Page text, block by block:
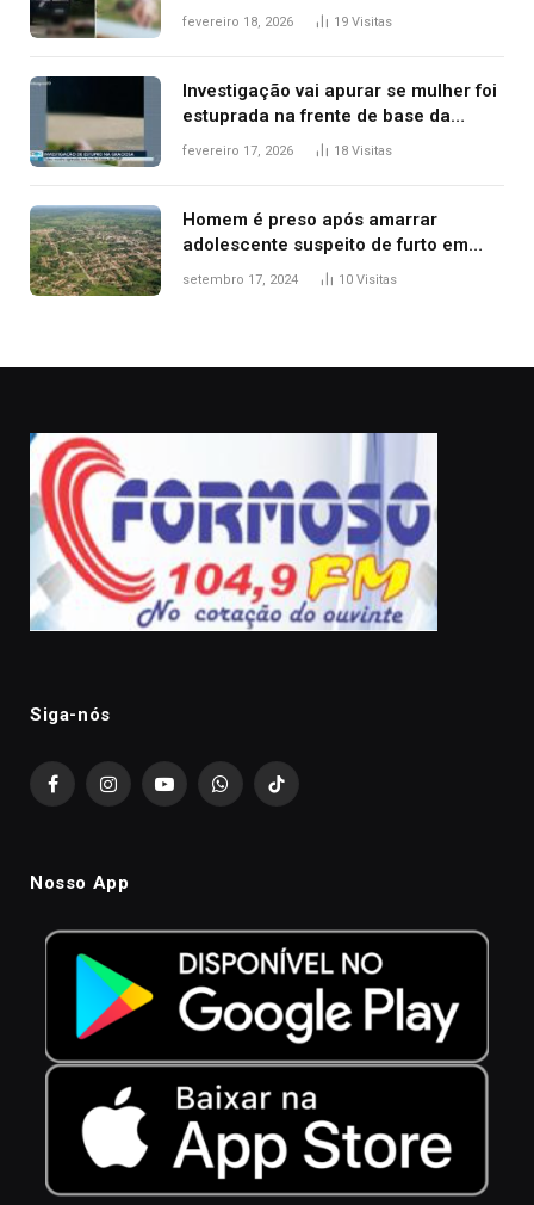
segurança; polícia investiga
fevereiro 18, 2026 19 Visitas
Investigação vai apurar se mulher foi
estuprada na frente de base da
Guarda Metropolitana de Palmas, diz
fevereiro 17, 2026 18 Visitas
Homem é preso após amarrar
adolescente suspeito de furto em
estaca de cerca e agredi-lo
setembro 17, 2024 10 Visitas
Siga-nós
FacebookInstagramYouTubeWhatsAppTikTok
Nosso App